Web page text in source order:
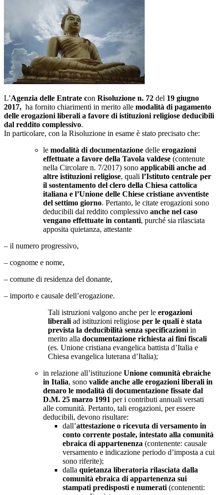
L’Agenzia delle Entrate con Risoluzione n. 72 del 19 giugno
2017, ha fornito chiarimenti in merito alle modalità di pagamento
delle erogazioni liberali a favore di istituzioni religiose deducibili
dal reddito complessivo.
In particolare, con la Risoluzione in esame è stato precisato che:
le modalità di documentazione delle erogazioni
effettuate a favore della Tavola valdese (contenute
nella Circolare n. 7/2017) sono applicabili anche ad
altre istituzioni religiose, quali l’Istituto centrale per
il sostentamento del clero della Chiesa cattolica
italiana e l’Unione delle Chiese cristiane avventiste
del settimo giorno. Pertanto, le citate erogazioni sono
deducibili dal reddito complessivo anche nel caso
vengano effettuate in contanti, purché sia rilasciata
apposita quietanza, attestante
– il numero progressivo,
– cognome e nome,
– comune di residenza del donante,
– importo e causale dell’erogazione.
Tali istruzioni valgono anche per le erogazioni
liberali ad istituzioni religiose per le quali è stata
prevista la deducibilità senza specificazioni in
merito alla documentazione richiesta ai fini fiscali
(es. Unione cristiana evangelica battista d’Italia e
Chiesa evangelica luterana d’Italia);
in relazione all’istituzione Unione comunità ebraiche
in Italia, sono valide anche alle erogazioni liberali in
denaro le modalità di documentazione fissate dal
D.M. 25 marzo 1991 per i contributi annuali versati
alle comunità. Pertanto, tali erogazioni, per essere
deducibili, devono risultare:
dall’attestazione o ricevuta di versamento in
conto corrente postale, intestato alla comunità
ebraica di appartenenza (contenente: causale
versamento e indicazione periodo d’imposta a cui
sono riferite);
dalla quietanza liberatoria rilasciata dalla
comunità ebraica di appartenenza sui
stampati predisposti e numerati (contenenti: